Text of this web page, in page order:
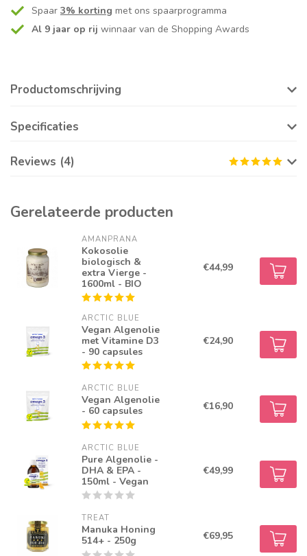
Spaar 3% korting met ons spaarprogramma
Al 9 jaar op rij winnaar van de Shopping Awards
Productomschrijving
Specificaties
Reviews (4)
Gerelateerde producten
AMANPRANA
Kokosolie
biologisch &
extra Vierge -
1600ml - BIO
€44,99
ARCTIC BLUE
Vegan Algenolie
met Vitamine D3
- 90 capsules
€24,90
ARCTIC BLUE
Vegan Algenolie
- 60 capsules
€16,90
ARCTIC BLUE
Pure Algenolie -
DHA & EPA -
150ml - Vegan
€49,99
TREAT
Manuka Honing
514+ - 250g
€69,95